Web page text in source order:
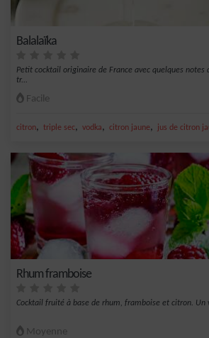
Balalaïka
Petit cocktail originaire de France avec quelques notes
tr...
Facile
citron, triple sec, vodka, citron jaune, jus de citron
Rhum framboise
Cocktail fruité à base de rhum, framboise et citron. Un
Moyenne